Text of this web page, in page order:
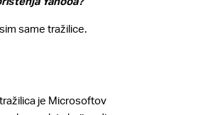
same tražilice.
je Microsoftov